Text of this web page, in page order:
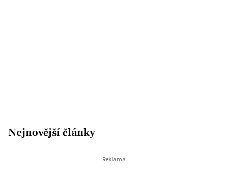
Nejnovější články